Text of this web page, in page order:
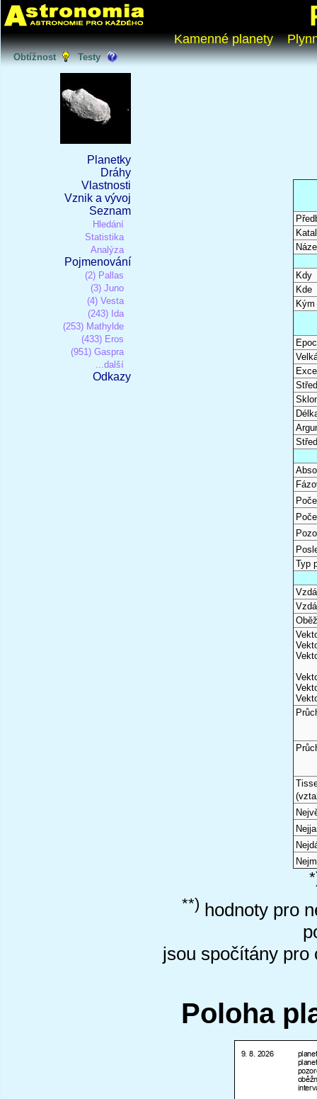
Kamenné planety
Obtížnost Testy
Planetky
Dráhy
Vlastnosti
Vznik a vývoj
Seznam
Hledání
Statistika
Analýza
Pojmenování
(2) Pallas
(3) Juno
(4) Vesta
(243) Ida
(253) Mathylde
(433) Eros
(951) Gaspra
...další
Odkazy
Kdy
Kde
Kým
Typ
**) hodnoty pro
jsou spočítány pro
Poloha